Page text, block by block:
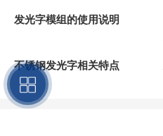
发光字模组的使用说明
不锈钢发光字相关特点